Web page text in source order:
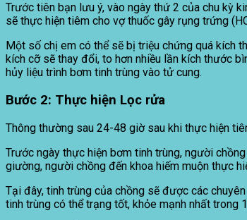
Trước tiên bạn lưu ý, vào ngày thứ 2 của chu kỳ
sẽ thực hiện tiêm cho vợ thuốc gây rụng trứng
Một số chị em có thể sẽ bị triệu chứng quá kích
kích cỡ sẽ thay đổi, to hơn nhiều lần kích thước
hủy liệu trình bơm tinh trùng vào tử cung.
Bước 2: Thực hiện Lọc rửa
Thông thường sau 24-48 giờ sau khi thực hiện
Trước ngày thực hiện bơm tinh trùng, người
giường, người chồng đến khoa hiếm muộn thực
Tại đây, tinh trùng của chồng sẽ được các
tinh trùng có thể trạng tốt, khỏe mạnh nhất trong